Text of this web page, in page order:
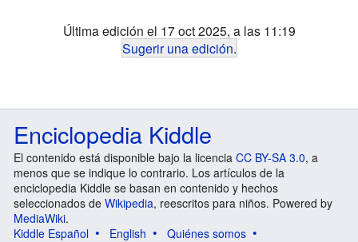
Última edición el 17 oct 2025, a las 11:19
Sugerir una edición.
Enciclopedia Kiddle
El contenido está disponible bajo la licencia CC BY-SA 3.0, a
menos que se indique lo contrario. Los artículos de la
enciclopedia Kiddle se basan en contenido y hechos
seleccionados de Wikipedia, reescritos para niños. Powered by
MediaWiki.
Kiddle Español
English
Quiénes somos